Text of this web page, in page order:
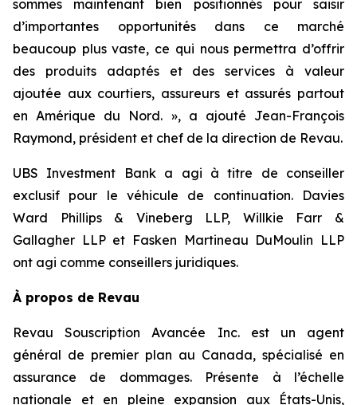
sommes maintenant bien positionnés pour saisir
d’importantes opportunités dans ce marché
beaucoup plus vaste, ce qui nous permettra d’offrir
des produits adaptés et des services à valeur
ajoutée aux courtiers, assureurs et assurés partout
en Amérique du Nord. », a ajouté Jean-François
Raymond, président et chef de la direction de Revau.
UBS Investment Bank a agi à titre de conseiller
exclusif pour le véhicule de continuation. Davies
Ward Phillips & Vineberg LLP, Willkie Farr &
Gallagher LLP et Fasken Martineau DuMoulin LLP
ont agi comme conseillers juridiques.
À propos de Revau
Revau Souscription Avancée Inc. est un agent
général de premier plan au Canada, spécialisé en
assurance de dommages. Présente à l’échelle
nationale et en pleine expansion aux États-Unis,